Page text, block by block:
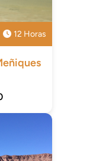
12 Horas